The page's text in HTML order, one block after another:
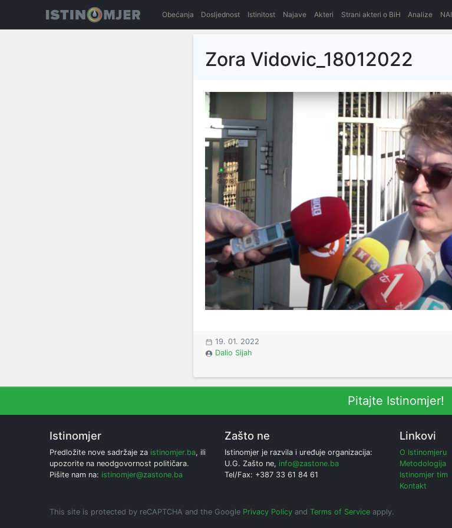
Obećanja Dosljednost Istinitost Najave Akteri Strani akteri o BiH Analize NAI
Zora Vidovic_18012022
19. 01. 2022
Dalio Sijah
Pitajte Istinomjer!
Istinomjer
Predložite nove sadržaje za istinomjer.ba, ili
upozorite na neodgovornost političara.
Pišite nam na: istinomjer@zastone.ba
Zašto ne
Istinomjer je razvila i uređuje organizacija:
U.G. Zašto ne, info@zastone.ba
Tel/Fax: +387 33 61 84 61
Linkovi
O Istinomjeru
Metodologija
Istinomjer tim
Kontakt
This site is protected by reCAPTCHA and the Google Privacy Policy and Terms of Service apply.